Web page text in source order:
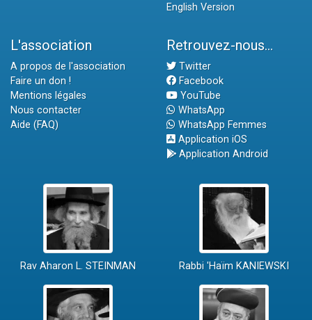
English Version
L'association
A propos de l'association
Faire un don !
Mentions légales
Nous contacter
Aide (FAQ)
Retrouvez-nous...
Twitter
Facebook
YouTube
WhatsApp
WhatsApp Femmes
Application iOS
Application Android
Rav Aharon L. STEINMAN Rabbi 'Haïm KANIEWSKI